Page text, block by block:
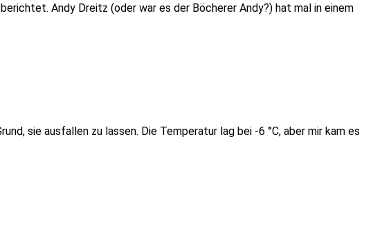
Andy Dreitz (oder war es der Böcherer Andy?) hat mal in einem
sie ausfallen zu lassen. Die Temperatur lag bei -6 °C, aber mir kam es